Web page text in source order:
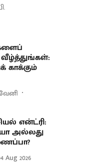
காக்கும்
என்ட்ரி:
அல்லது
Aug 2026